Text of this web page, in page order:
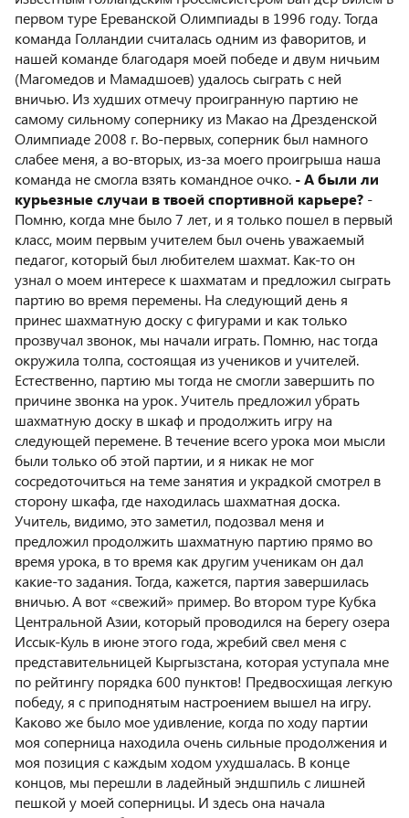
первом туре Ереванской Олимпиады в 1996 году. Тогда
команда Голландии считалась одним из фаворитов, и
нашей команде благодаря моей победе и двум ничьим
(Магомедов и Мамадшоев) удалось сыграть с ней
вничью. Из худших отмечу проигранную партию не
самому сильному сопернику из Макао на Дрезденской
Олимпиаде 2008 г. Во-первых, соперник был намного
слабее меня, а во-вторых, из-за моего проигрыша наша
команда не смогла взять командное очко. - А были ли
курьезные случаи в твоей спортивной карьере? -
Помню, когда мне было 7 лет, и я только пошел в первый
класс, моим первым учителем был очень уважаемый
педагог, который был любителем шахмат. Как-то он
узнал о моем интересе к шахматам и предложил сыграть
партию во время перемены. На следующий день я
принес шахматную доску с фигурами и как только
прозвучал звонок, мы начали играть. Помню, нас тогда
окружила толпа, состоящая из учеников и учителей.
Естественно, партию мы тогда не смогли завершить по
причине звонка на урок. Учитель предложил убрать
шахматную доску в шкаф и продолжить игру на
следующей перемене. В течение всего урока мои мысли
были только об этой партии, и я никак не мог
сосредоточиться на теме занятия и украдкой смотрел в
сторону шкафа, где находилась шахматная доска.
Учитель, видимо, это заметил, подозвал меня и
предложил продолжить шахматную партию прямо во
время урока, в то время как другим ученикам он дал
какие-то задания. Тогда, кажется, партия завершилась
вничью. А вот «свежий» пример. Во втором туре Кубка
Центральной Азии, который проводился на берегу озера
Иссык-Куль в июне этого года, жребий свел меня с
представительницей Кыргызстана, которая уступала мне
по рейтингу порядка 600 пунктов! Предвосхищая легкую
победу, я с приподнятым настроением вышел на игру.
Каково же было мое удивление, когда по ходу партии
моя соперница находила очень сильные продолжения и
моя позиция с каждым ходом ухудшалась. В конце
концов, мы перешли в ладейный эндшпиль с лишней
пешкой у моей соперницы. И здесь она начала